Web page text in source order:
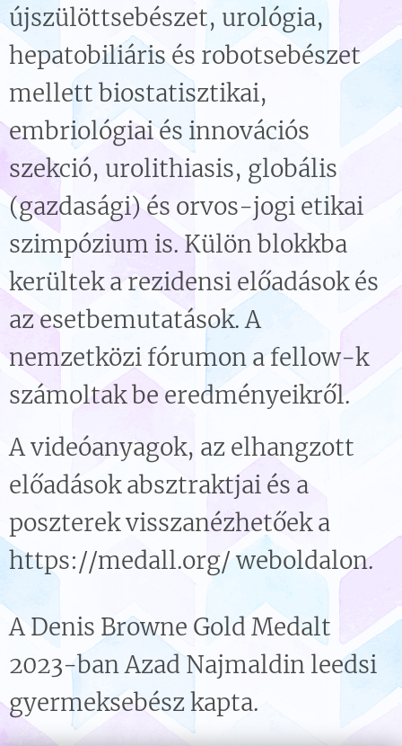
újszülöttsebészet, urológia,
hepatobiliáris és robotsebészet
mellett biostatisztikai,
embriológiai és innovációs
szekció, urolithiasis, globális
(gazdasági) és orvos-jogi etikai
szimpózium is. Külön blokkba
kerültek a rezidensi előadások és
az esetbemutatások. A
nemzetközi fórumon a fellow-k
számoltak be eredményeikről.
A videóanyagok, az elhangzott
előadások absztraktjai és a
poszterek visszanézhetőek a
https://medall.org/ weboldalon.
A Denis Browne Gold Medalt
2023-ban Azad Najmaldin leedsi
gyermeksebész kapta.